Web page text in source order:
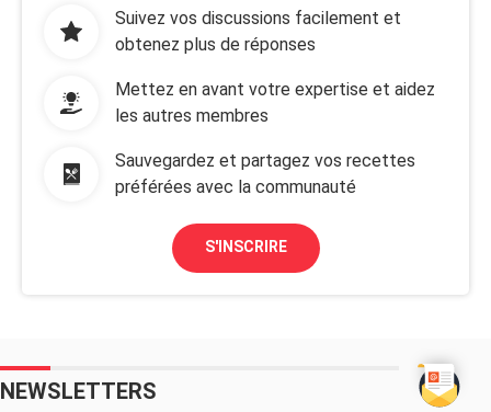
Suivez vos discussions facilement et
obtenez plus de réponses
Mettez en avant votre expertise et aidez
les autres membres
Sauvegardez et partagez vos recettes
préférées avec la communauté
S'INSCRIRE
NEWSLETTERS